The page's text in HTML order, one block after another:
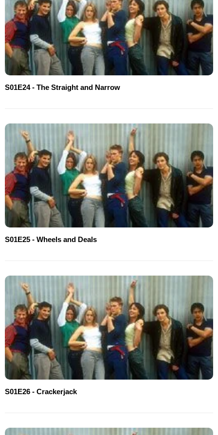
S01E24 - The Straight and Narrow
S01E25 - Wheels and Deals
S01E26 - Crackerjack